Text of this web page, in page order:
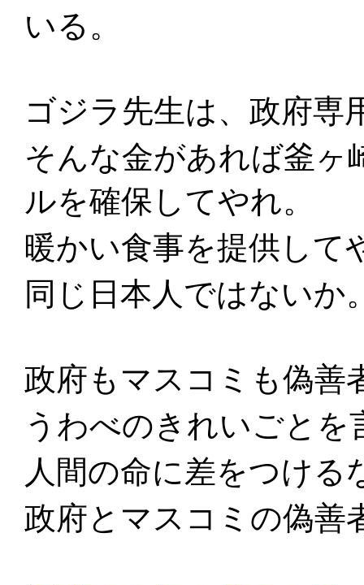
いる。
ゴジラ先生は、政府専
そんな金があれば釜ヶ
ルを確保してやれ。
暖かい食事を提供して
同じ日本人ではないか
政府もマスコミも偽善
うわべのきれいごとを
人間の命に差をつける
政府とマスコミの偽